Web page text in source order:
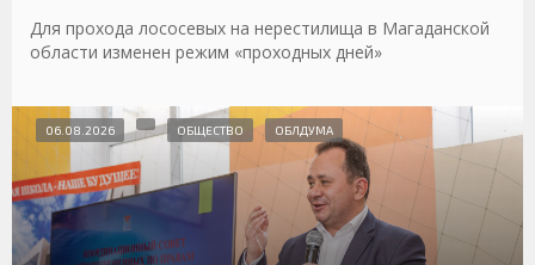
Для прохода лососевых на нерестилища в Магаданской
области изменен режим «проходных дней»
06.08.2026 ОБЩЕСТВО ОБЛДУМА